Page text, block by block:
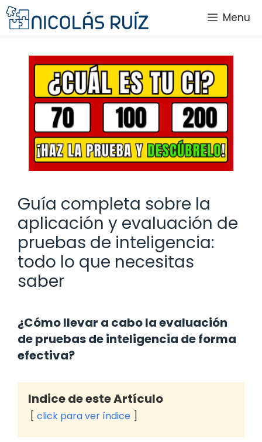
Saltar
al
Menu
Guía completa sobre la
aplicación y evaluación de
pruebas de inteligencia:
todo lo que necesitas
saber
¿Cómo llevar a cabo la evaluación
de pruebas de inteligencia de forma
efectiva?
Indice de este Artículo
click para ver índice